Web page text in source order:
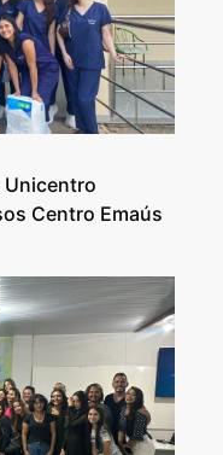
Unicentro
Centro Emaús